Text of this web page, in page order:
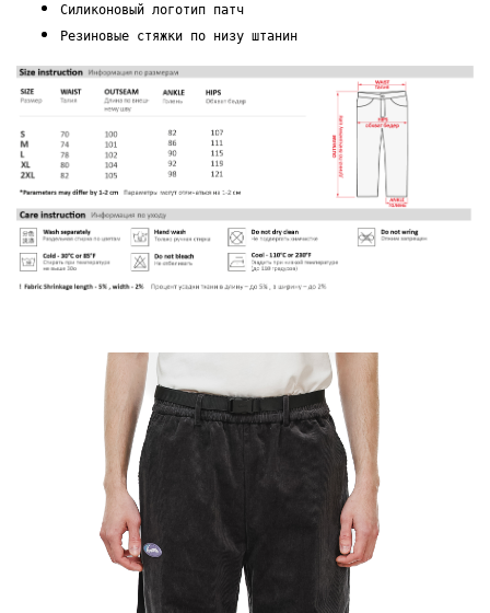
Силиконовый логотип патч
Резиновые стяжки по низу штанин